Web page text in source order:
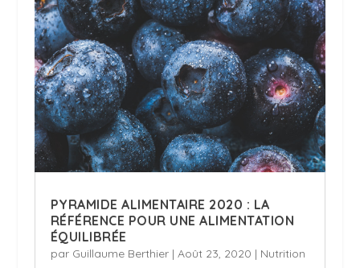
PYRAMIDE ALIMENTAIRE 2020 : LA
RÉFÉRENCE POUR UNE ALIMENTATION
ÉQUILIBRÉE
par Guillaume Berthier| Août 23, 2020 | Nutrition